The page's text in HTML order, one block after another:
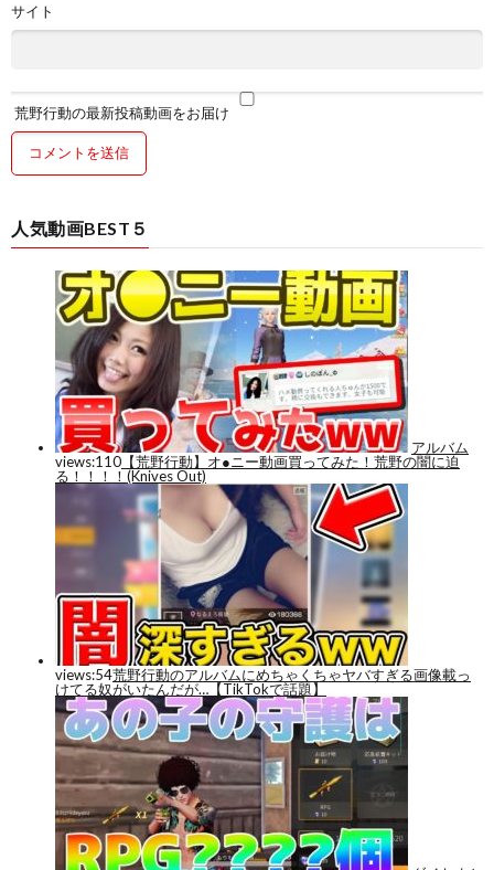
サイト
荒野行動の最新投稿動画をお届け
人気動画BEST５